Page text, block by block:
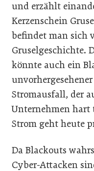
und erzählt
Kerzenschein
befindet man sich
Gruselgeschichte.
könnte auch ein
Stromausfall, der
Unternehmen hart
Strom geht heute
Da Blackouts
Cyber-Attacken